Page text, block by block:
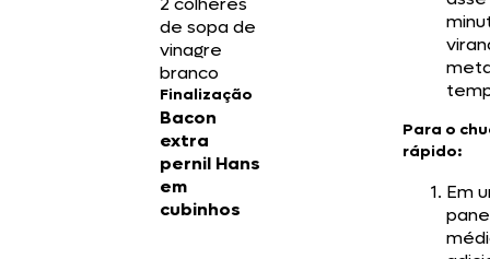
de sopa de
vinagre
branco
Finalização
Bacon
extra
pernil Hans
em
cubinhos
Para o
rápido:
Em